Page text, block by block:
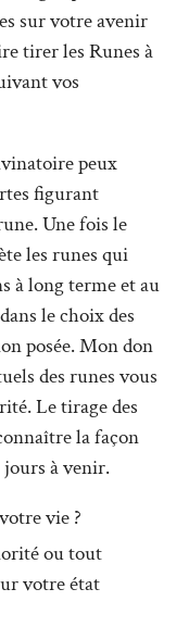
sur votre avenir
tirer les Runes à
vos
peux
figurant
Une fois le
les runes qui
à long terme et au
le choix des
posée. Mon don
des runes vous
Le tirage des
la façon
à venir.
vie ?
ou tout
votre état